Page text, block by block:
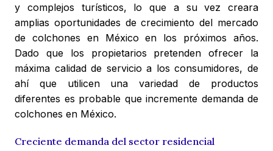
y complejos turísticos, lo que a su vez creara
amplias oportunidades de crecimiento del mercado
de colchones en México en los próximos años.
Dado que los propietarios pretenden ofrecer la
máxima calidad de servicio a los consumidores, de
ahí que utilicen una variedad de productos
diferentes es probable que incremente demanda de
colchones en México.
Creciente demanda del sector residencial